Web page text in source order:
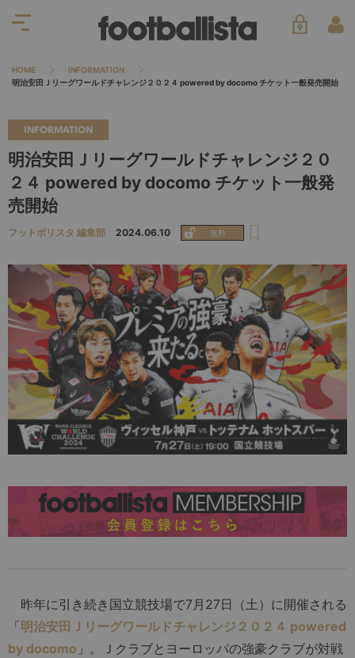
HOME
INFORMATION
明治安田Ｊリーグワールドチャレンジ２０２４ powered by docomo チケット一般発売開始
INFORMATION
明治安田Ｊリーグワールドチャレンジ２０
２４ powered by docomo チケット一般発
売開始
フットボリスタ 編集部 2024.06.10
昨年に引き続き国立競技場で7月27日（土）に開催される
「明治安田Ｊリーグワールドチャレンジ２０２４ powered
by docomo 」。Ｊクラブとヨーロッパの強豪クラブが対戦